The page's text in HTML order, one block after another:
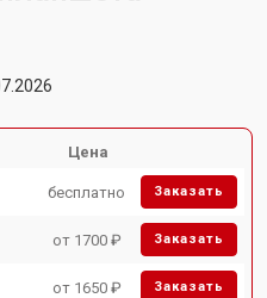
Цена
бесплатно Заказать
от 1700 ₽ Заказать
от 1650 ₽ Заказать